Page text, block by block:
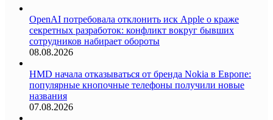
OpenAI потребовала отклонить иск Apple о краже
секретных разработок: конфликт вокруг бывших
сотрудников набирает обороты
08.08.2026
HMD начала отказываться от бренда Nokia в Европе:
популярные кнопочные телефоны получили новые
названия
07.08.2026